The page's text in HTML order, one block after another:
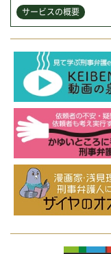
サービスの概要